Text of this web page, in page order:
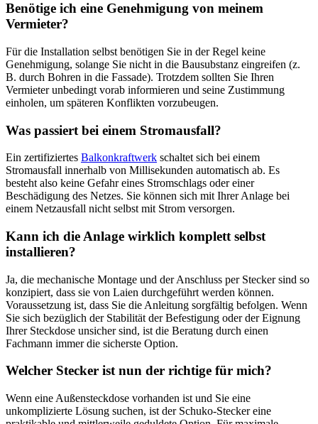
Benötige ich eine Genehmigung von meinem
Vermieter?
Für die Installation selbst benötigen Sie in der Regel keine
Genehmigung, solange Sie nicht in die Bausubstanz eingreifen (z.
B. durch Bohren in die Fassade). Trotzdem sollten Sie Ihren
Vermieter unbedingt vorab informieren und seine Zustimmung
einholen, um späteren Konflikten vorzubeugen.
Was passiert bei einem Stromausfall?
Ein zertifiziertes Balkonkraftwerk schaltet sich bei einem
Stromausfall innerhalb von Millisekunden automatisch ab. Es
besteht also keine Gefahr eines Stromschlags oder einer
Beschädigung des Netzes. Sie können sich mit Ihrer Anlage bei
einem Netzausfall nicht selbst mit Strom versorgen.
Kann ich die Anlage wirklich komplett selbst
installieren?
Ja, die mechanische Montage und der Anschluss per Stecker sind so
konzipiert, dass sie von Laien durchgeführt werden können.
Voraussetzung ist, dass Sie die Anleitung sorgfältig befolgen. Wenn
Sie sich bezüglich der Stabilität der Befestigung oder der Eignung
Ihrer Steckdose unsicher sind, ist die Beratung durch einen
Fachmann immer die sicherste Option.
Welcher Stecker ist nun der richtige für mich?
Wenn eine Außensteckdose vorhanden ist und Sie eine
unkomplizierte Lösung suchen, ist der Schuko-Stecker eine